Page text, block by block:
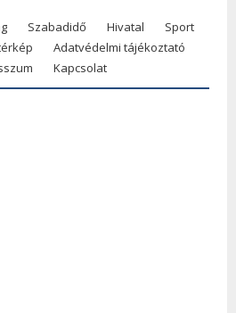
Szabadidő Hivatal
Sport
Adatvédelmi tájékoztató
Kapcsolat